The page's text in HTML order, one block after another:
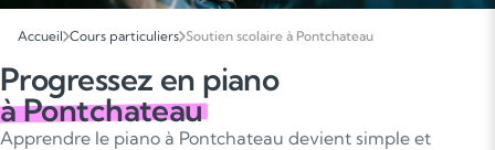
Accueil Cours particuliers Soutien scolaire à Pontchateau
Progressez en piano
à Pontchateau
Apprendre le piano à Pontchateau devient simple et